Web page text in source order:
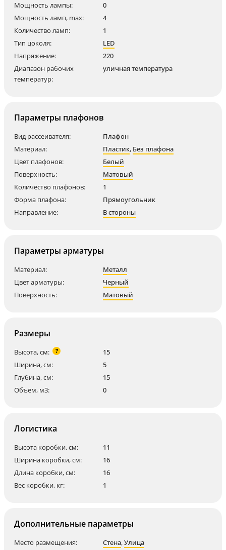
Мощность лампы:
0
Мощность ламп, max:
4
Количество ламп:
1
Тип цоколя:
LED
Напряжение:
220
Диапазон рабочих
температур:
уличная температура
Параметры плафонов
Вид рассеивателя:
Плафон
Материал:
Пластик, Без плафона
Цвет плафонов:
Белый
Поверхность:
Матовый
Количество плафонов:
1
Форма плафона:
Прямоугольник
Направление:
В стороны
Параметры арматуры
Материал:
Металл
Цвет арматуры:
Черный
Поверхность:
Матовый
Размеры
Высота, см: ?
15
Ширина, см:
5
Глубина, см:
15
Объем, м3:
0
Логистика
Высота коробки, см:
11
Ширина коробки, см:
16
Длина коробки, см:
16
Вес коробки, кг:
1
Дополнительные параметры
Место размещения: Стена,Улица